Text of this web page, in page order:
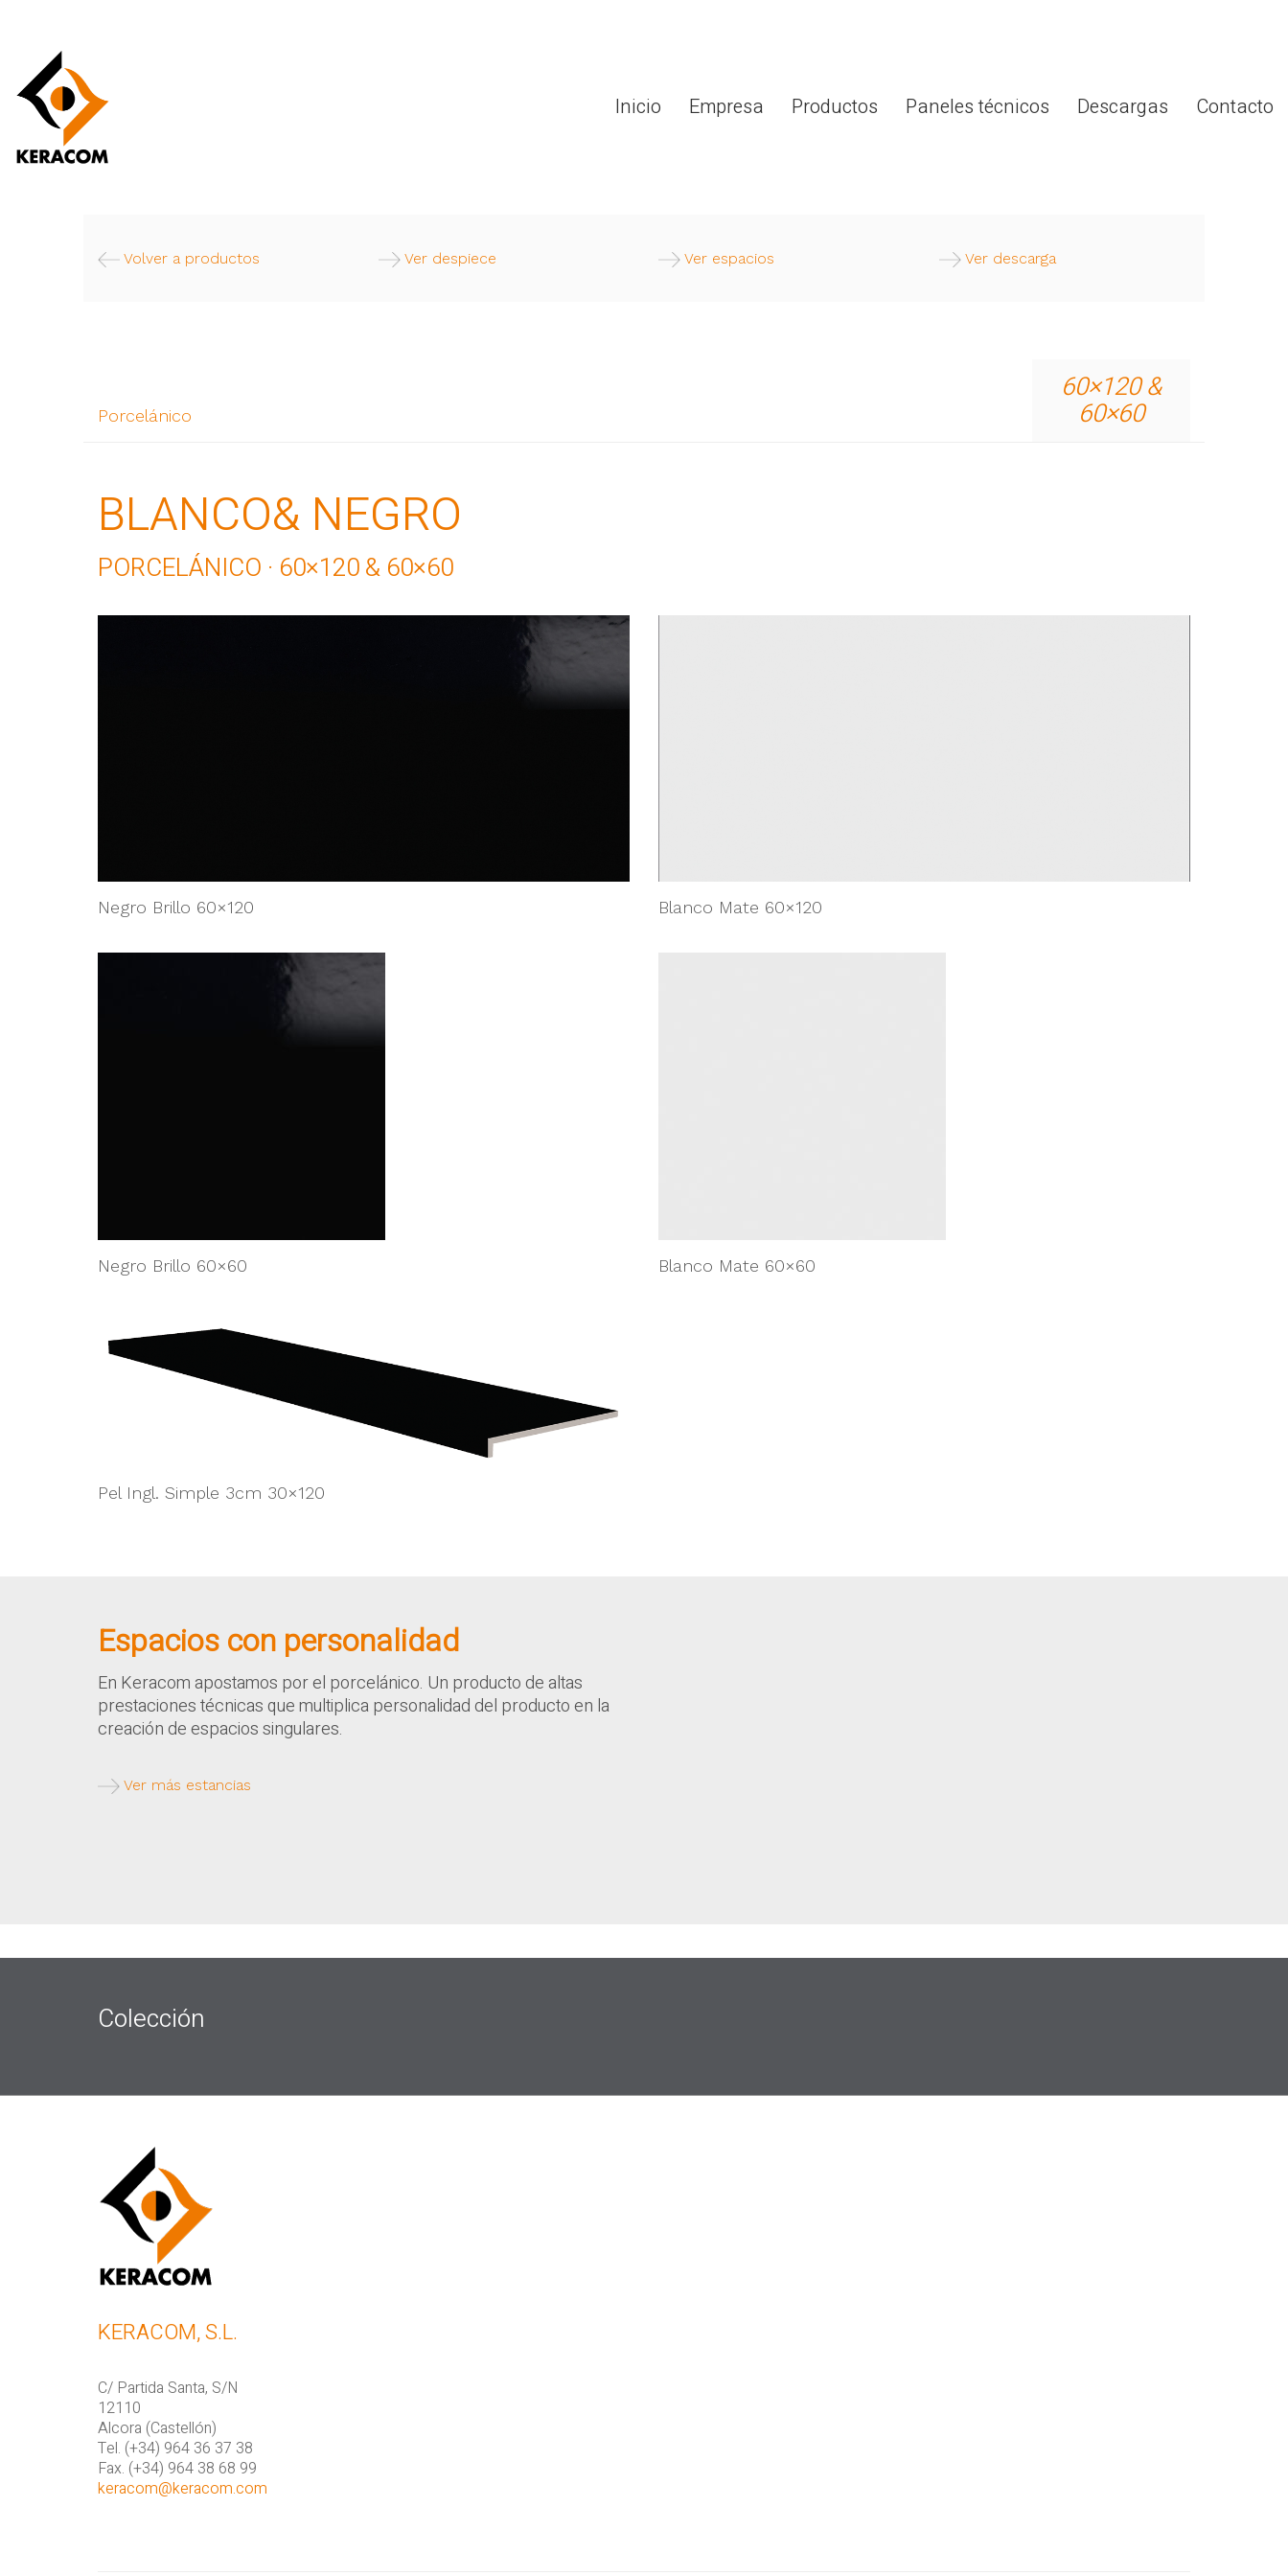
Inicio Empresa Productos Paneles técnicos Descargas Contacto
Volver a productos Ver despiece Ver espacios Ver descarga
Porcelánico
60×120 &
60×60
BLANCO& NEGRO
PORCELÁNICO · 60×120 & 60×60
Negro Brillo 60×120 Blanco Mate 60×120
Negro Brillo 60×60 Blanco Mate 60×60
Pel Ingl. Simple 3cm 30×120
Espacios con personalidad
En Keracom apostamos por el porcelánico. Un producto de altas
prestaciones técnicas que multiplica personalidad del producto en la
creación de espacios singulares.
Ver más estancias
Colección
KERACOM, S.L.
C/ Partida Santa, S/N
12110
Alcora (Castellón)
Tel. (+34) 964 36 37 38
Fax. (+34) 964 38 68 99
keracom@keracom.com